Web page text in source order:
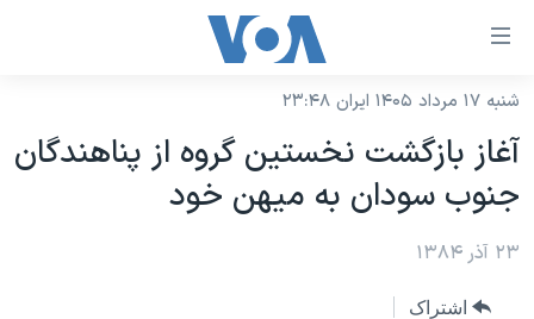
لینکهای
دسترسی
جهش
محتوای
اصلی
نسخه سبک وب‌سایت
موضوع ها
ایران
آمریکا
برنامه های تلویزیونی
جدول برنامه ها
شنبه ۱۷ مرداد ۱۴۰۵ ایران ۲۳:۴۸
آغاز بازگشت نخستين گروه از پناهندگان
جنوب سودان به ميهن خود
۲۳ آذر ۱۳۸۴
اشتراک